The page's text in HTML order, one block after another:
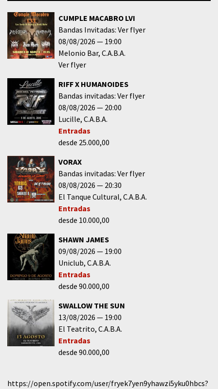
CUMPLE MACABRO LVI
Bandas Invitadas: Ver flyer
08/08/2026
19:00
Melonio Bar C.A.B.A.
Ver flyer
RIFF X HUMANOIDES
Bandas invitadas: Ver flyer
08/08/2026
20:00
Lucille C.A.B.A.
Entradas
desde 25.000,00
VORAX
Bandas invitadas: Ver flyer
08/08/2026
20:30
El Tanque Cultural C.A.B.A.
Entradas
desde 10.000,00
SHAWN JAMES
09/08/2026
19:00
Uniclub C.A.B.A.
Entradas
desde 90.000,00
SWALLOW THE SUN
13/08/2026
19:00
El Teatrito C.A.B.A.
Entradas
desde 90.000,00
https://open.spotify.com/user/fryek7yen9yhawzi5yku0hbcs?